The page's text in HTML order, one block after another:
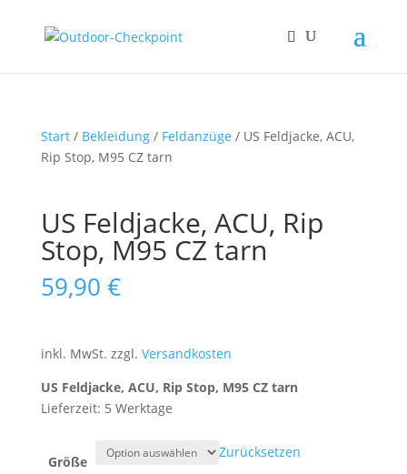
Start/ Bekleidung/ Feldanzüge / US Feldjacke, ACU,
Rip Stop, M95 CZ tarn
US Feldjacke, ACU, Rip
Stop, M95 CZ tarn
59,90 €
inkl. MwSt. zzgl. Versandkosten
US Feldjacke, ACU, Rip Stop, M95 CZ tarn
Lieferzeit: 5 Werktage
Größe
Zurücksetzen